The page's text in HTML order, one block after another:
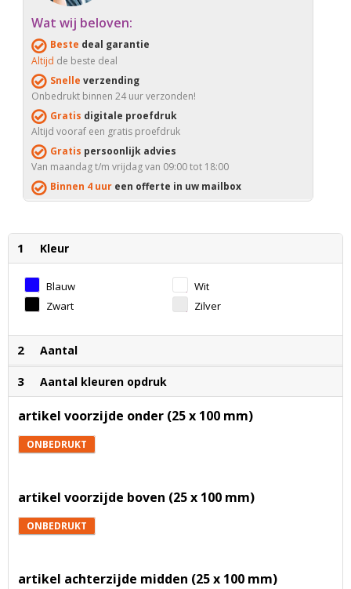
Wat wij beloven:
Beste deal garantie
Altijd de beste deal
Snelle verzending
Onbedrukt binnen 24 uur verzonden!
Gratis digitale proefdruk
Altijd vooraf een gratis proefdruk
Gratis persoonlijk advies
Van maandag t/m vrijdag van 09:00 tot 18:00
Binnen 4 uur een offerte in uw mailbox
1 Kleur
Blauw
Wit
Zwart
Zilver
2 Aantal
3 Aantal kleuren opdruk
artikel voorzijde onder (25 x 100 mm)
ONBEDRUKT
artikel voorzijde boven (25 x 100 mm)
ONBEDRUKT
artikel achterzijde midden (25 x 100 mm)